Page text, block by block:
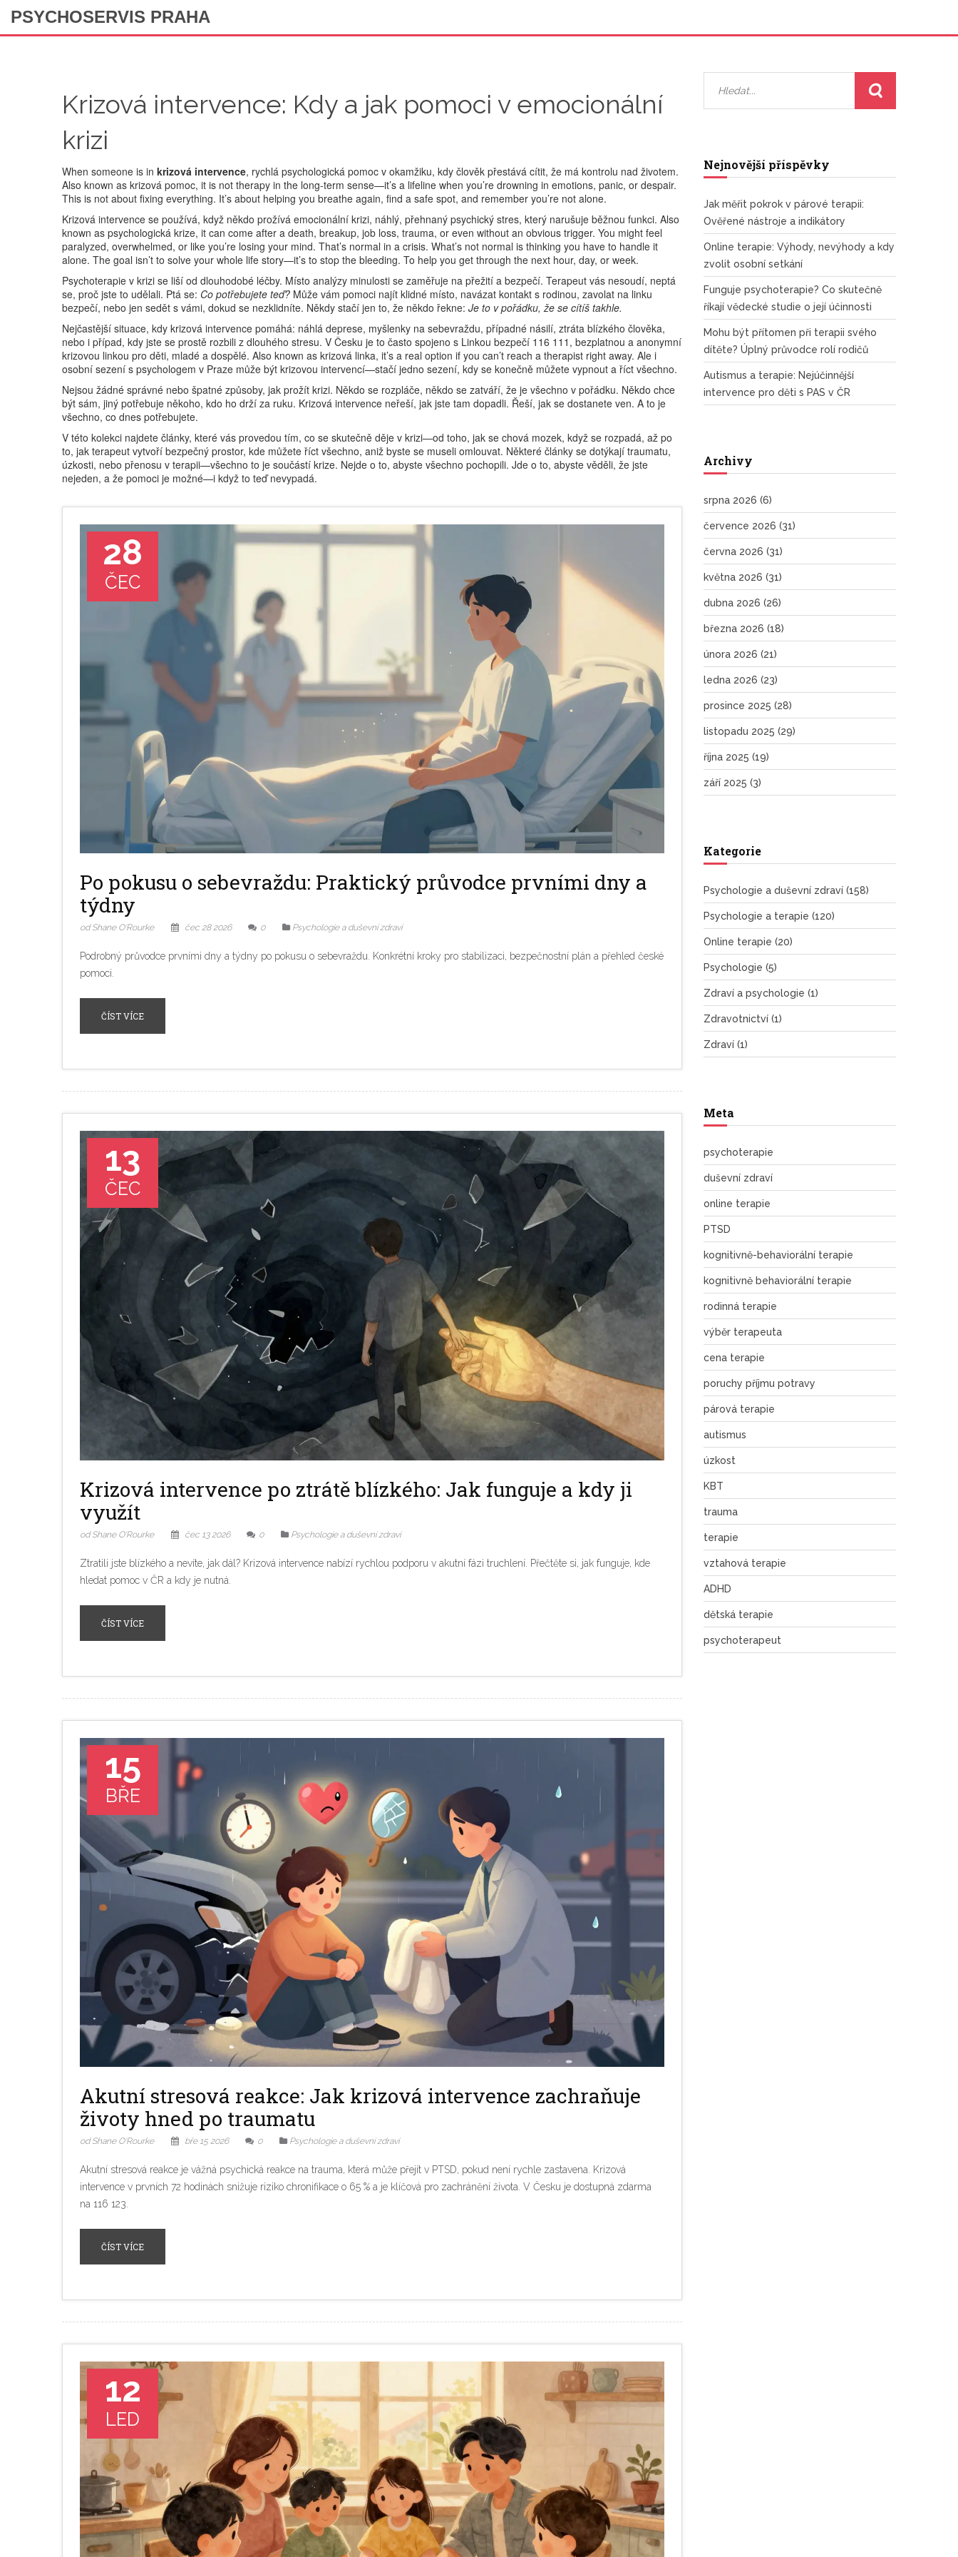
PSYCHOSERVIS PRAHA
Krizová intervence: Kdy a jak pomoci v emocionální
krizi
When someone is in krizová intervence, rychlá psychologická pomoc v okamžiku, kdy člověk přestává cítit, že má kontrolu nad životem.
Also known as krizová pomoc, it is not therapy in the long-term sense—it’s a lifeline when you’re drowning in emotions, panic, or despair.
This is not about fixing everything. It’s about helping you breathe again, find a safe spot, and remember you’re not alone.
Krizová intervence se používá, když někdo prožívá emocionální krizi, náhlý, přehnaný psychický stres, který narušuje běžnou funkci. Also
known as psychologická krize, it can come after a death, breakup, job loss, trauma, or even without an obvious trigger. You might feel
paralyzed, overwhelmed, or like you’re losing your mind. That’s normal in a crisis. What’s not normal is thinking you have to handle it
alone. The goal isn’t to solve your whole life story—it’s to stop the bleeding. To help you get through the next hour, day, or week.
Psychoterapie v krizi se liší od dlouhodobé léčby. Místo analýzy minulosti se zaměřuje na přežití a bezpečí. Terapeut vás nesoudí, neptá
se, proč jste to udělali. Ptá se: Co potřebujete teď? Může vám pomoci najít klidné místo, navázat kontakt s rodinou, zavolat na linku
bezpečí, nebo jen sedět s vámi, dokud se nezklidníte. Někdy stačí jen to, že někdo řekne: Je to v pořádku, že se cítíš takhle.
Nejčastější situace, kdy krizová intervence pomáhá: náhlá deprese, myšlenky na sebevraždu, případné násilí, ztráta blízkého člověka,
nebo i případ, kdy jste se prostě rozbili z dlouhého stresu. V Česku je to často spojeno s Linkou bezpečí 116 111 , bezplatnou a anonymní
krizovou linkou pro děti, mladé a dospělé. Also known as krizová linka, it’s a real option if you can’t reach a therapist right away. Ale i
osobní sezení s psychologem v Praze může být krizovou intervencí—stačí jedno sezení, kdy se konečně můžete vypnout a říct všechno.
Nejsou žádné správné nebo špatné způsoby, jak prožít krizi. Někdo se rozpláče, někdo se zatváří, že je všechno v pořádku. Někdo chce
být sám, jiný potřebuje někoho, kdo ho drží za ruku. Krizová intervence neřeší, jak jste tam dopadli. Řeší, jak se dostanete ven. A to je
všechno, co dnes potřebujete.
V této kolekci najdete články, které vás provedou tím, co se skutečně děje v krizi—od toho, jak se chová mozek, když se rozpadá, až po
to, jak terapeut vytvoří bezpečný prostor, kde můžete říct všechno, aniž byste se museli omlouvat. Některé články se dotýkají traumatu,
úzkosti, nebo přenosu v terapii—všechno to je součástí krize. Nejde o to, abyste všechno pochopili. Jde o to, abyste věděli, že jste
nejeden, a že pomoci je možné—i když to teď nevypadá.
28
ČEC
Po pokusu o sebevraždu: Praktický průvodce prvními dny a
týdny
od Shane O'Rourke čec 28 2026 0 Psychologie a duševní zdraví
Podrobný průvodce prvními dny a týdny po pokusu o sebevraždu. Konkrétní kroky pro stabilizaci, bezpečnostní plán a přehled české
pomoci.
ČÍST VÍCE
13
ČEC
Krizová intervence po ztrátě blízkého: Jak funguje a kdy ji
využít
od Shane O'Rourke čec 13 2026 0 Psychologie a duševní zdraví
Ztratili jste blízkého a nevíte, jak dál? Krizová intervence nabízí rychlou podporu v akutní fázi truchlení. Přečtěte si, jak funguje, kde
hledat pomoc v ČR a kdy je nutná.
ČÍST VÍCE
15
BŘE
Akutní stresová reakce: Jak krizová intervence zachraňuje
životy hned po traumatu
od Shane O'Rourke bře 15 2026 0 Psychologie a duševní zdraví
Akutní stresová reakce je vážná psychická reakce na trauma, která může přejít v PTSD, pokud není rychle zastavena. Krizová
intervence v prvních 72 hodinách snižuje riziko chronifikace o 65 % a je klíčová pro zachránění života. V Česku je dostupná zdarma
na 116 123.
ČÍST VÍCE
12
LED
Nejnovější příspěvky
Jak měřit pokrok v párové terapii:
Ověřené nástroje a indikátory
Online terapie: Výhody, nevýhody a kdy
zvolit osobní setkání
Funguje psychoterapie? Co skutečně
říkají vědecké studie o její účinnosti
Mohu být přítomen při terapii svého
dítěte? Úplný průvodce rolí rodičů
Autismus a terapie: Nejúčinnější
intervence pro děti s PAS v ČR
Archivy
srpna 2026 (6)
července 2026 (31)
června 2026 (31)
května 2026 (31)
dubna 2026 (26)
března 2026 (18)
února 2026 (21)
ledna 2026 (23)
prosince 2025 (28)
listopadu 2025 (29)
října 2025 (19)
září 2025 (3)
Kategorie
Psychologie a duševní zdraví (158)
Psychologie a terapie (120)
Online terapie (20)
Psychologie (5)
Zdraví a psychologie (1)
Zdravotnictví (1)
Zdraví (1)
Meta
psychoterapie
duševní zdraví
online terapie
PTSD
kognitivně-behaviorální terapie
kognitivně behaviorální terapie
rodinná terapie
výběr terapeuta
cena terapie
poruchy příjmu potravy
párová terapie
autismus
úzkost
KBT
trauma
terapie
vztahová terapie
ADHD
dětská terapie
psychoterapeut